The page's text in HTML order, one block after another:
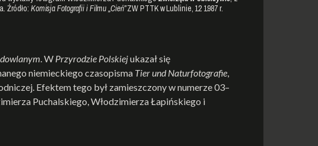
Źródło: Komisja Fotografii i Filmu „Cień”ZW PTTK w Lublinie, 12 1987 r.
. W Przyrodzie Polskiejukazał się
niemieckiego czasopisma Tier und Naturfotografie
Efektem tego był zamieszczony w numerze 03–
Puchalskiego, Włodzimierza Łapińskiego i